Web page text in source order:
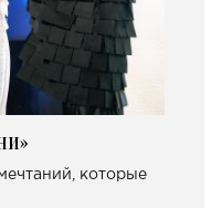
которые